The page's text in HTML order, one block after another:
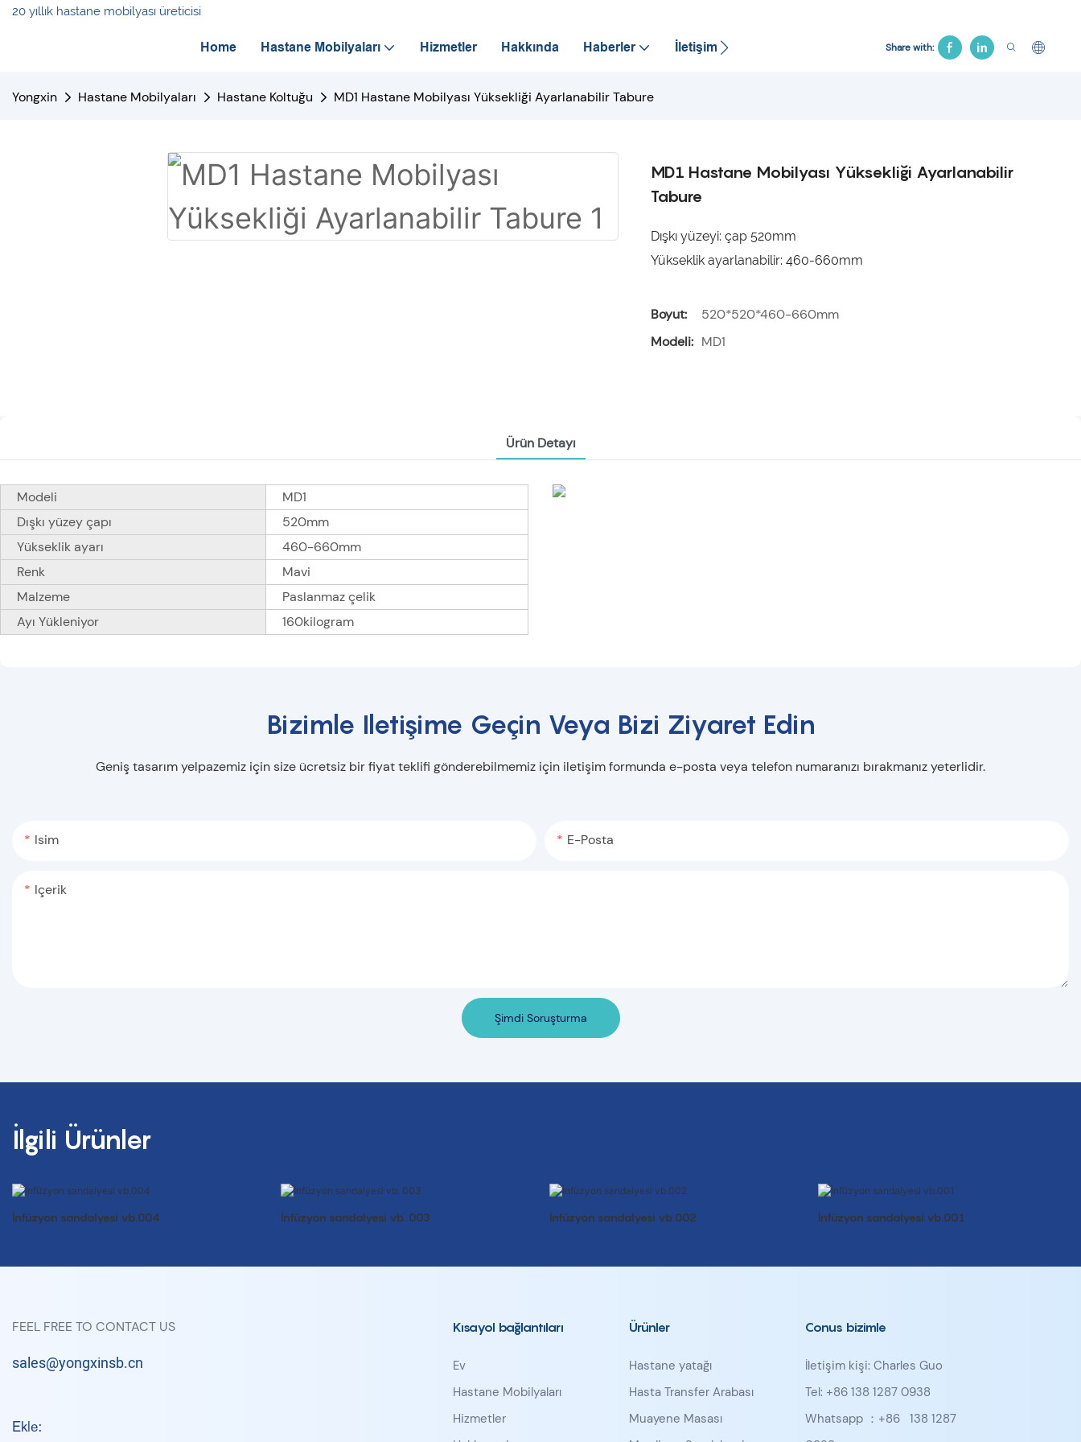
20 yıllık hastane mobilyası üreticisi
Home Hastane Mobilyaları Hizmetler Hakkında Haberler İletişim Hastane Koltuğu Çekiş Yatağı
Share with:
Yongxin Hastane Mobilyaları Hastane Koltuğu MD1 Hastane Mobilyası Yüksekliği Ayarlanabilir Tabure
MD1 Hastane Mobilyası Yüksekliği Ayarlanabilir
Tabure
Dışkı yüzeyi: çap 520mm
Yükseklik ayarlanabilir: 460-660mm
Boyut:
520*520*460-660mm
Modeli: MD1
Ürün Detayı
Modeli
MD1
Dışkı yüzey çapı
520mm
Yükseklik ayarı
460-660mm
Renk
Mavi
Malzeme
Paslanmaz çelik
Ayı Yükleniyor
160kilogram
Bizimle Iletişime Geçin Veya Bizi Ziyaret Edin
Geniş tasarım yelpazemiz için size ücretsiz bir fiyat teklifi gönderebilmemiz için iletişim formunda e-posta veya telefon numaranızı bırakmanız yeterlidir.
Isim E-Posta
Içerik
Şimdi Soruşturma
İlgili Ürünler
İnfüzyon sandalyesi vb.004 İnfüzyon sandalyesi vb. 003 İnfüzyon sandalyesi vb.002 İnfüzyon sandalyesi vb.001
FEEL FREE TO CONTACT US
sales@yongxinsb.cn
Ekle:
Kısayol bağlantıları
Ev
Hastane Mobilyaları
Hizmetler
Ürünler
Hastane yatağı
Hasta Transfer Arabası
Muayene Masası
Conus bizimle
İletişim kişi: Charles Guo
Tel: +86 138 1287 0938
Whatsapp ：+86 138 1287